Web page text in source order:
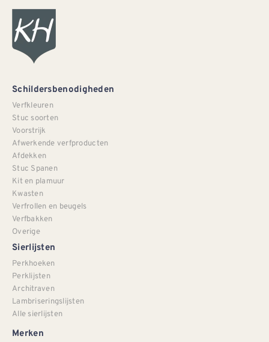
Schildersbenodigheden
Verfkleuren
Stuc soorten
Voorstrijk
Afwerkende verfproducten
Afdekken
Stuc Spanen
Kit en plamuur
Kwasten
Verfrollen en beugels
Verfbakken
Overige
Sierlijsten
Perkhoeken
Perklijsten
Architraven
Lambriseringslijsten
Alle sierlijsten
Merken